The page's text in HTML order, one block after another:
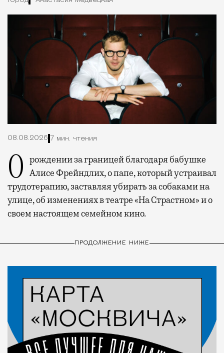
08.08.2026 7 мин. чтения
О рождении за границей благодаря бабушке Алисе Фрейндлих, о папе, который устраивал
трудотерапию, заставляя убирать за собаками на
улице, об изменениях в театре «На Страстном» и о
своем настоящем семейном кино.
ПРОДОЛЖЕНИЕ НИЖЕ